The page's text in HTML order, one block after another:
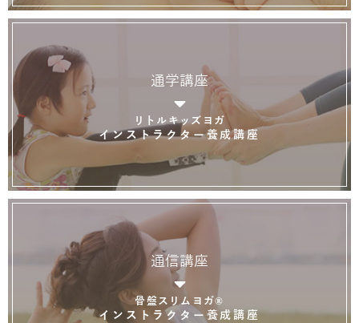
通学講座
リトルキッズヨガ
インストラクター養成講座
通信講座
骨盤スリムヨガ®
インストラクター養成講座